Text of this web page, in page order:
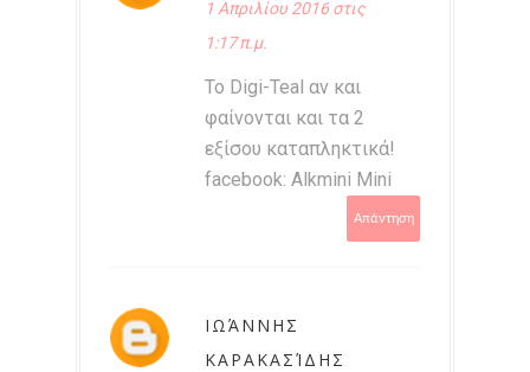
1 Απριλίου 2016 στις
1:17 π.μ.
Το Digi-Teal αν και
φαίνονται και τα 2
εξίσου καταπληκτικά!
facebook: Alkmini Mini
Απάντηση
ΙΩΆΝΝΗΣ
ΚΑΡΑΚΑΣΊΔΗΣ